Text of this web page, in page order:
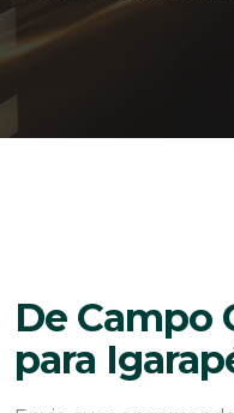
De Campo
para